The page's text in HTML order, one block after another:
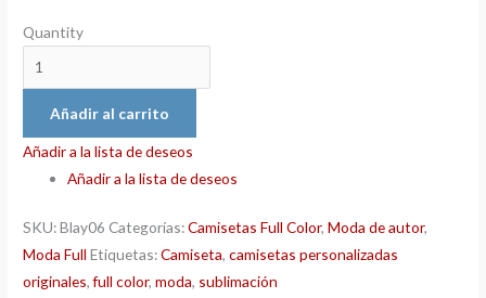
Quantity
Añadir al carrito
Añadir a la lista de deseos
Añadir a la lista de deseos
SKU:Blay06 Categorías:Camisetas Full Color,Moda de autor,
Moda Full Etiquetas:Camiseta,camisetas personalizadas
originales,full color,moda, sublimación